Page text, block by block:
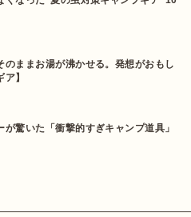
ままお湯が沸かせる。発想がおもし
】
驚いた「衝撃的すぎキャンプ道具」